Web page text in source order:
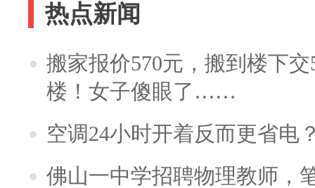
热点新闻
搬家报价570元，搬到楼下
楼！女子傻眼了……
空调24小时开着反而更省电
佛山一中学招聘物理教师，